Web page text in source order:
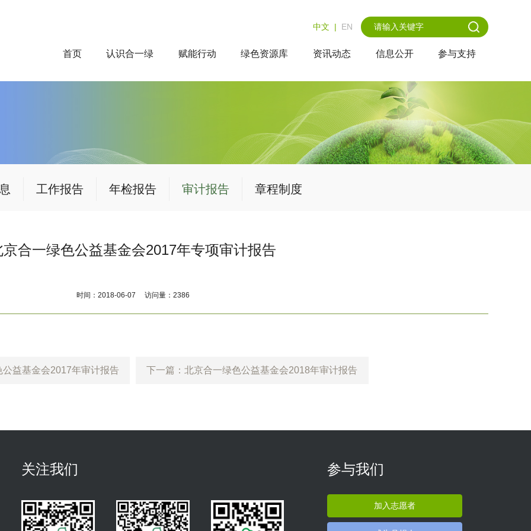
中文 | EN
首页 认识合一绿 赋能行动 绿色资源库 资讯动态 信息公开 参与支持
工作报告 年检报告 审计报告 章程制度
京合一绿色公益基金会2017年专项审计报告
时间：2018-06-07 访问量：2386
益基金会2017年审计报告 下一篇：北京合一绿色公益基金会2018年审计报告
关注我们 参与我们
加入志愿者